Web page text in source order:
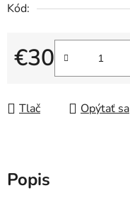
Kód:
€30
Jednotková cena:
Tlač Opýtať sa
Popis